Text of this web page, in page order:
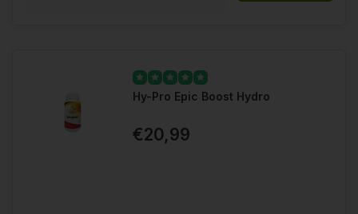
Hy-Pro Epic Boost Hydro
€20,99